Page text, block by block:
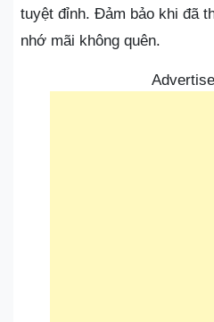
tuyệt đỉnh. Đảm bảo khi đã
nhớ mãi không quên.